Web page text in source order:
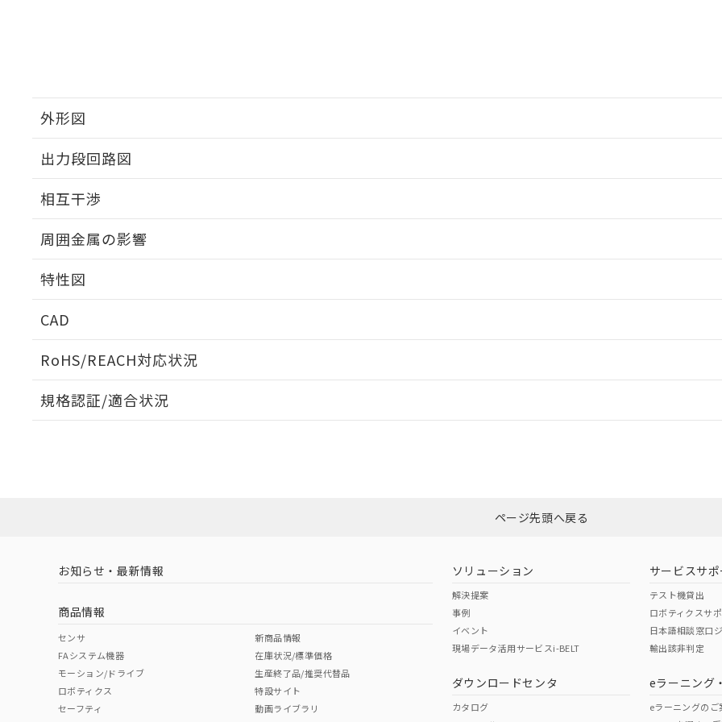
外形図
出力段回路図
相互干渉
A: 40mm以上、B: 35mm以上
周囲金属の影響
金属埋め込み
l: 0mm以上、φd: 12mm以上、D: 0mm以上、m: 12mm以上、n: 40mm以上
特性図
CAD
RoHS/REACH対応状況
EU RoHS 注意事項・凡例
ダウンロードはこちら
中国 RoHS 注意事項・凡例
中国 RoHS表
Pb Hg Cr(VI)
規格認証/適合状況
ページ先頭へ戻る
お知らせ・最新情報
商品情報
センサ
FAシステム機器
モーション/ドライブ
ロボティクス
セーフティ
新商品情報
在庫状況/標準価格
生産終了品/推奨代替品
特設サイト
動画ライブラリ
ソリューション
解決提案
事例
イベント
現場データ活用サービスi-BELT
ダウンロードセンタ
カタログ
サービスサポ
テスト機貸出
ロボティクスサ
日本語相談窓口
輸出該非判定
eラーニング
eラーニングのご